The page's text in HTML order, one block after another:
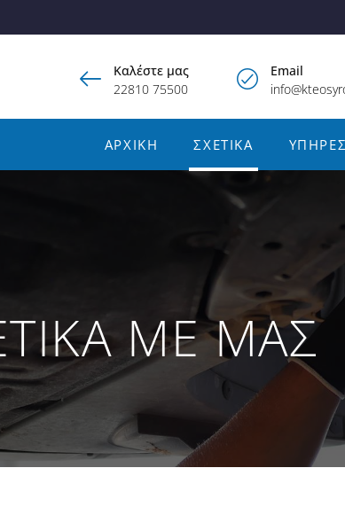
Καλέστε μας
22810 75500
Email
ΑΡΧΙΚΉ ΣΧΕΤΙΚΆ
ΜΕ ΜΑΣ